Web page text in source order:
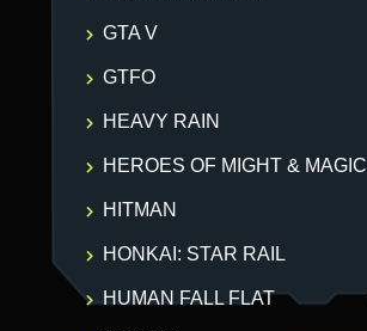
GTA V
GTFO
HEAVY RAIN
HEROES OF MIGHT & MAGIC
HITMAN
HONKAI: STAR RAIL
HUMAN FALL FLAT